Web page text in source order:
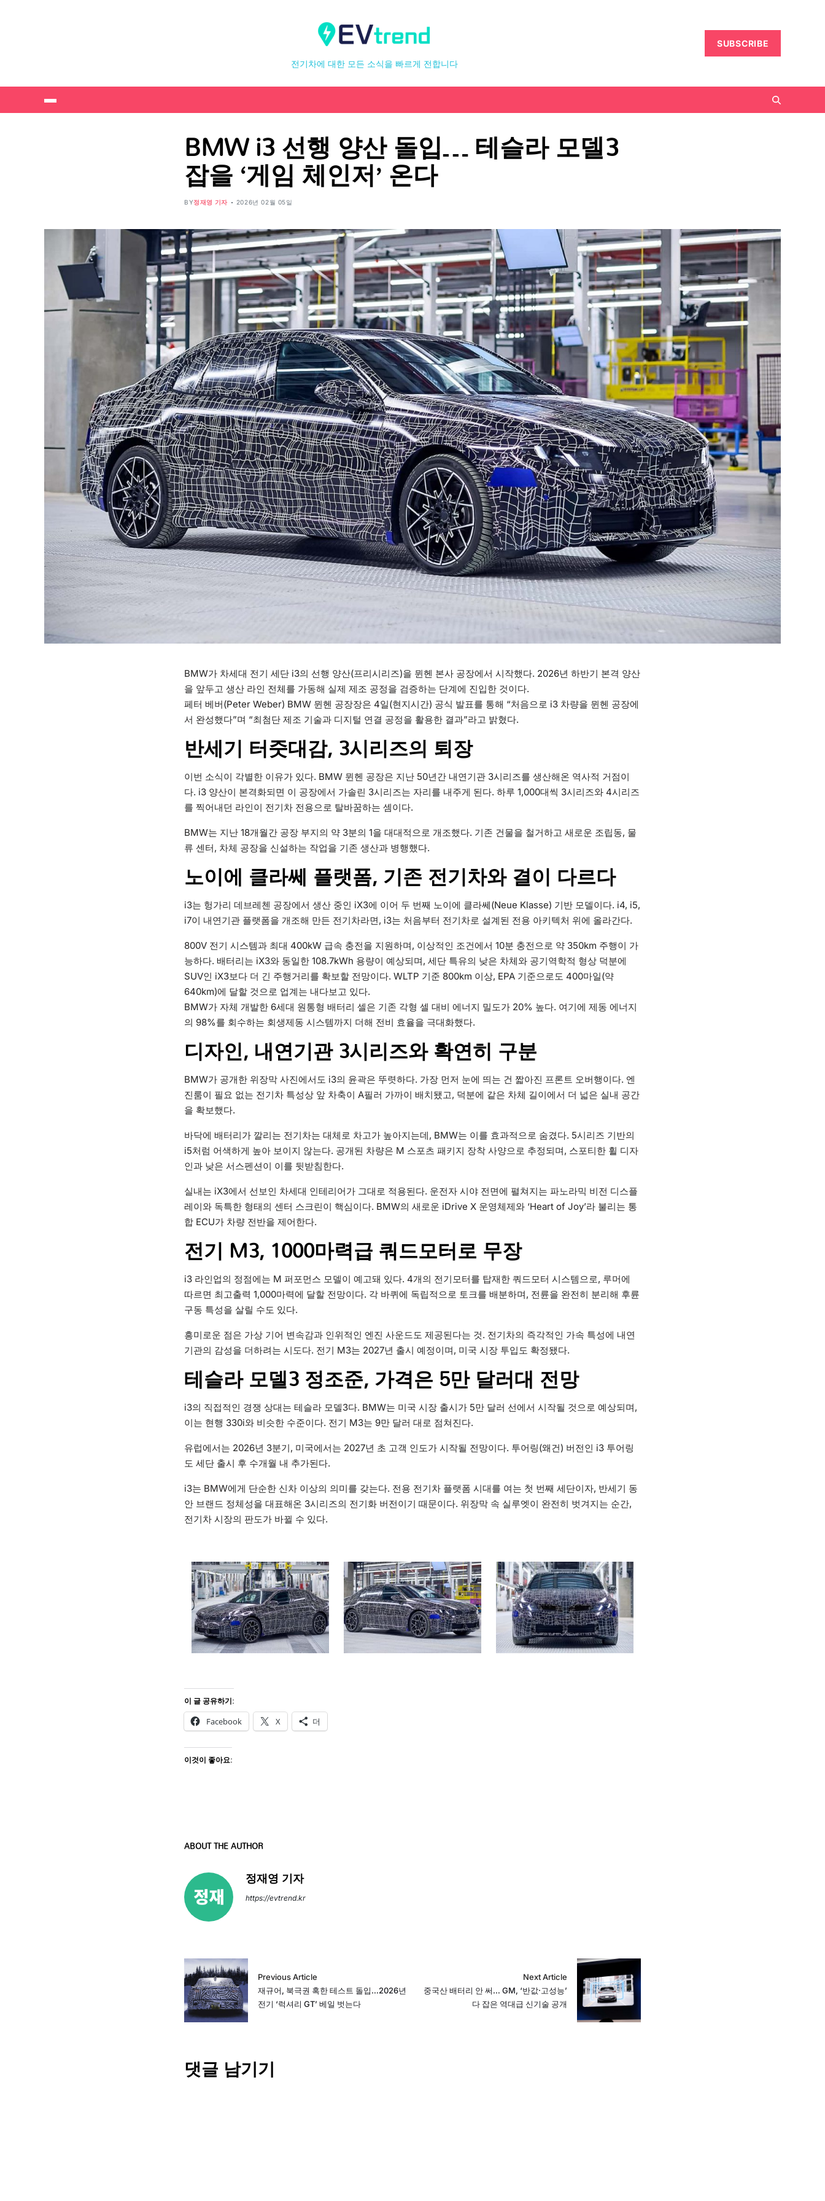
전기차에 대한 모든 소식을 빠르게 전합니다
SUBSCRIBE
BMW i3 선행 양산 돌입… 테슬라 모델3
잡을 ‘게임 체인저’ 온다
BY정재영 기자 2026년 02월 05일
BMW가 차세대 전기 세단 i3의 선행 양산(프리시리즈)을 뮌헨 본사 공장에서 시작했다. 2026년 하반기 본격 양산
을 앞두고 생산 라인 전체를 가동해 실제 제조 공정을 검증하는 단계에 진입한 것이다.
페터 베버(Peter Weber) BMW 뮌헨 공장장은 4일(현지시간) 공식 발표를 통해 “처음으로 i3 차량을 뮌헨 공장에
서 완성했다”며 “최첨단 제조 기술과 디지털 연결 공정을 활용한 결과”라고 밝혔다.
반세기 터줏대감, 3시리즈의 퇴장
이번 소식이 각별한 이유가 있다. BMW 뮌헨 공장은 지난 50년간 내연기관 3시리즈를 생산해온 역사적 거점이
다. i3 양산이 본격화되면 이 공장에서 가솔린 3시리즈는 자리를 내주게 된다. 하루 1,000대씩 3시리즈와 4시리즈
를 찍어내던 라인이 전기차 전용으로 탈바꿈하는 셈이다.
BMW는 지난 18개월간 공장 부지의 약 3분의 1을 대대적으로 개조했다. 기존 건물을 철거하고 새로운 조립동, 물
류 센터, 차체 공장을 신설하는 작업을 기존 생산과 병행했다.
노이에 클라쎄 플랫폼, 기존 전기차와 결이 다르다
i3는 헝가리 데브레첸 공장에서 생산 중인 iX3에 이어 두 번째 노이에 클라쎄(Neue Klasse) 기반 모델이다. i4, i5,
i7이 내연기관 플랫폼을 개조해 만든 전기차라면, i3는 처음부터 전기차로 설계된 전용 아키텍처 위에 올라간다.
800V 전기 시스템과 최대 400kW 급속 충전을 지원하며, 이상적인 조건에서 10분 충전으로 약 350km 주행이 가
능하다. 배터리는 iX3와 동일한 108.7kWh 용량이 예상되며, 세단 특유의 낮은 차체와 공기역학적 형상 덕분에
SUV인 iX3보다 더 긴 주행거리를 확보할 전망이다. WLTP 기준 800km 이상, EPA 기준으로도 400마일(약
640km)에 달할 것으로 업계는 내다보고 있다.
BMW가 자체 개발한 6세대 원통형 배터리 셀은 기존 각형 셀 대비 에너지 밀도가 20% 높다. 여기에 제동 에너지
의 98%를 회수하는 회생제동 시스템까지 더해 전비 효율을 극대화했다.
디자인, 내연기관 3시리즈와 확연히 구분
BMW가 공개한 위장막 사진에서도 i3의 윤곽은 뚜렷하다. 가장 먼저 눈에 띄는 건 짧아진 프론트 오버행이다. 엔
진룸이 필요 없는 전기차 특성상 앞 차축이 A필러 가까이 배치됐고, 덕분에 같은 차체 길이에서 더 넓은 실내 공간
을 확보했다.
바닥에 배터리가 깔리는 전기차는 대체로 차고가 높아지는데, BMW는 이를 효과적으로 숨겼다. 5시리즈 기반의
i5처럼 어색하게 높아 보이지 않는다. 공개된 차량은 M 스포츠 패키지 장착 사양으로 추정되며, 스포티한 휠 디자
인과 낮은 서스펜션이 이를 뒷받침한다.
실내는 iX3에서 선보인 차세대 인테리어가 그대로 적용된다. 운전자 시야 전면에 펼쳐지는 파노라믹 비전 디스플
레이와 독특한 형태의 센터 스크린이 핵심이다. BMW의 새로운 iDrive X 운영체제와 ‘Heart of Joy’라 불리는 통
합 ECU가 차량 전반을 제어한다.
전기 M3, 1000마력급 쿼드모터로 무장
i3 라인업의 정점에는 M 퍼포먼스 모델이 예고돼 있다. 4개의 전기모터를 탑재한 쿼드모터 시스템으로, 루머에
따르면 최고출력 1,000마력에 달할 전망이다. 각 바퀴에 독립적으로 토크를 배분하며, 전륜을 완전히 분리해 후륜
구동 특성을 살릴 수도 있다.
흥미로운 점은 가상 기어 변속감과 인위적인 엔진 사운드도 제공된다는 것. 전기차의 즉각적인 가속 특성에 내연
기관의 감성을 더하려는 시도다. 전기 M3는 2027년 출시 예정이며, 미국 시장 투입도 확정됐다.
테슬라 모델3 정조준, 가격은 5만 달러대 전망
i3의 직접적인 경쟁 상대는 테슬라 모델3다. BMW는 미국 시장 출시가 5만 달러 선에서 시작될 것으로 예상되며,
이는 현행 330i와 비슷한 수준이다. 전기 M3는 9만 달러 대로 점쳐진다.
유럽에서는 2026년 3분기, 미국에서는 2027년 초 고객 인도가 시작될 전망이다. 투어링(왜건) 버전인 i3 투어링
도 세단 출시 후 수개월 내 추가된다.
i3는 BMW에게 단순한 신차 이상의 의미를 갖는다. 전용 전기차 플랫폼 시대를 여는 첫 번째 세단이자, 반세기 동
안 브랜드 정체성을 대표해온 3시리즈의 전기화 버전이기 때문이다. 위장막 속 실루엣이 완전히 벗겨지는 순간,
전기차 시장의 판도가 바뀔 수 있다.
이 글 공유하기:
Facebook X 더
이것이 좋아요:
ABOUT THE AUTHOR
정재영 기자
https://evtrend.kr
Previous Article
재규어, 북극권 혹한 테스트 돌입…2026년
전기 ‘럭셔리 GT’ 베일 벗는다
Next Article
중국산 배터리 안 써… GM, ‘반값·고성능’
다 잡은 역대급 신기술 공개
댓글 남기기